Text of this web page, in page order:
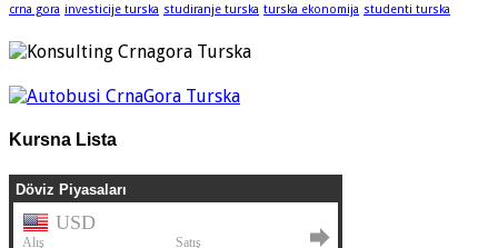
crna gora investicije turska studiranje turska turska ekonomija studenti turska
Kursna Lista